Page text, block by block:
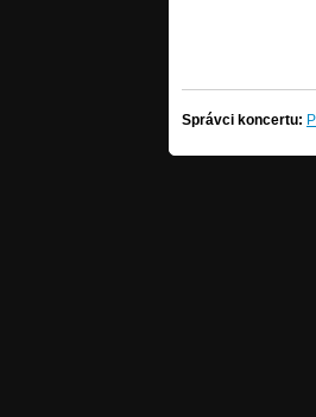
Správci koncertu: